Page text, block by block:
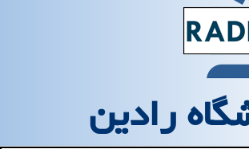
رادین